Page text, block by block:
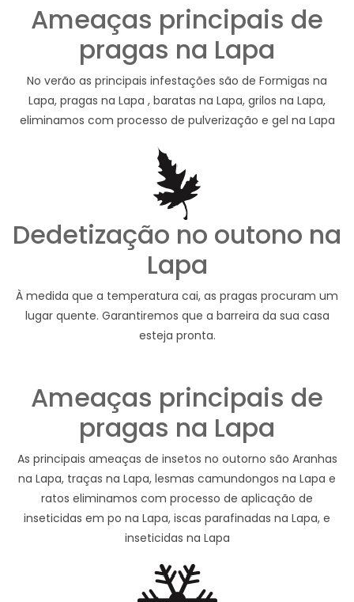
Ameaças principais de
pragas na Lapa
No verão as principais infestações são de Formigas na
Lapa, pragas na Lapa , baratas na Lapa, grilos na Lapa,
eliminamos com processo de pulverização e gel na Lapa
Dedetização no outono na
Lapa
À medida que a temperatura cai, as pragas procuram um
lugar quente. Garantiremos que a barreira da sua casa
esteja pronta.
Ameaças principais de
pragas na Lapa
As principais ameaças de insetos no outorno são Aranhas
na Lapa, traças na Lapa, lesmas camundongos na Lapa e
ratos eliminamos com processo de aplicação de
inseticidas em po na Lapa, iscas parafinadas na Lapa, e
inseticidas na Lapa